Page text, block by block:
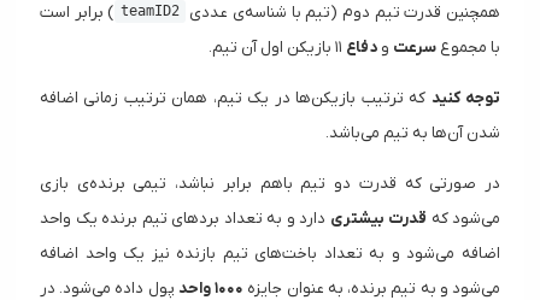
همچنین قدرت تیم دوم (تیم با شناسه‌ی عددی teamID2 ) برابر است
با مجموع سرعت و دفاع
توجه کنید که ترتیب بازیکن‌ها در یک تیم، همان ترتیب زمانی اضافه
شدن آن‌ها به تیم می‌باشد.
در صورتی که قدرت دو تیم باهم برابر نباشد، تیمی برنده‌ی بازی
می‌شود که قدرت بیشتری دارد و به تعداد بردهای تیم برنده یک واحد
اضافه می‌شود و به تعداد باخت‌های تیم بازنده نیز یک واحد اضافه
می‌شود و به تیم برنده، به عنوان جایزه ۱۰۰۰ واحد
پول داده می‌شود. در